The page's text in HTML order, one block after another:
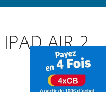
AIR 2